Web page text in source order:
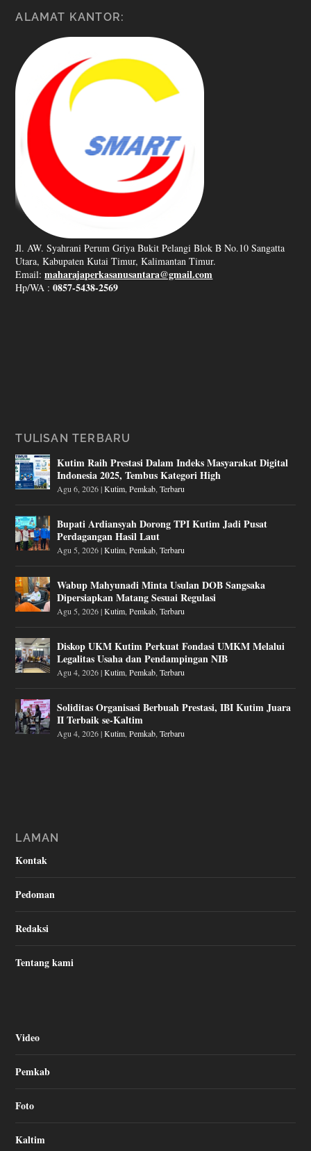
ALAMAT KANTOR:
Jl. AW. Syahrani Perum Griya Bukit Pelangi Blok B No.10 Sangatta
Utara, Kabupaten Kutai Timur, Kalimantan Timur.
Email:maharajaperkasanusantara@gmail.com
Hp/WA :0857-5438-2569
TULISAN TERBARU
Kutim Raih Prestasi Dalam Indeks Masyarakat Digital
Indonesia 2025, Tembus Kategori High
Agu 6, 2026|Kutim,Pemkab,Terbaru
Bupati Ardiansyah Dorong TPI Kutim Jadi Pusat
Perdagangan Hasil Laut
Agu 5, 2026|Kutim,Pemkab,Terbaru
Wabup Mahyunadi Minta Usulan DOB Sangsaka
Dipersiapkan Matang Sesuai Regulasi
Agu 5, 2026|Kutim,Pemkab,Terbaru
Diskop UKM Kutim Perkuat Fondasi UMKM Melalui
Legalitas Usaha dan Pendampingan NIB
Agu 4, 2026|Kutim,Pemkab,Terbaru
Soliditas Organisasi Berbuah Prestasi, IBI Kutim Juara
II Terbaik se-Kaltim
Agu 4, 2026|Kutim,Pemkab,Terbaru
LAMAN
Kontak
Pedoman
Redaksi
Tentang kami
Video
Pemkab
Foto
Kaltim